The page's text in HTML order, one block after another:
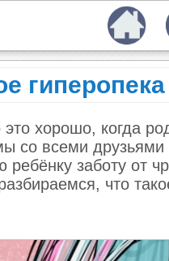
это хорошо, когда
со всеми
ребёнку заботу от
что